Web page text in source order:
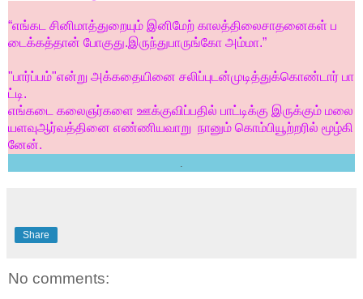
“எங்கட சினிமாத்துறையும் இனிமேற் காலத்திலைசாதனைகள் ப
டைக்கத்தான் போகுது.இருந்துபாருங்கோ அம்மா.”
"பார்ப்பம்"என்று அக்கதையினை சலிப்புடன்முடித்துக்கொண்டார் பா
ட்டி.
எங்கடை
கலைஞர்களை ஊக்குவிப்பதில் பாட்டிக்கு இருக்கும் மலை
யளவுஆர்வத்தினை எண்ணியவாறு நானும் கொம்பியூற்றரில் மூழ்கி
னேன்.
Share
No comments: